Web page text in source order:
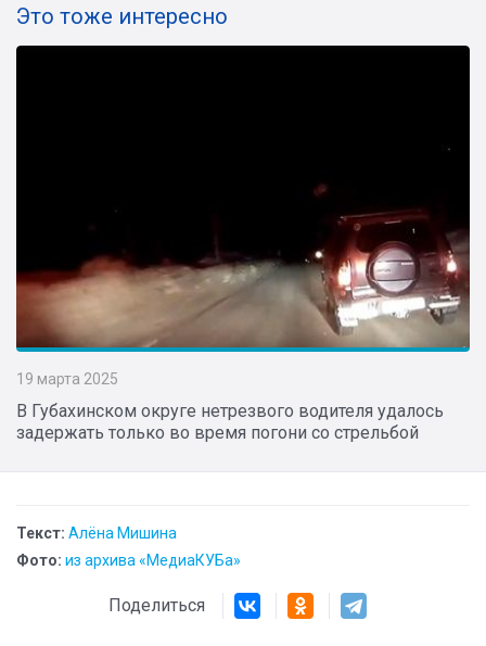
Это тоже интересно
19 марта 2025
В Губахинском округе нетрезвого водителя удалось
задержать только во время погони со стрельбой
Текст: Алёна Мишина
Фото: из архива «МедиаКУБа»
Поделиться